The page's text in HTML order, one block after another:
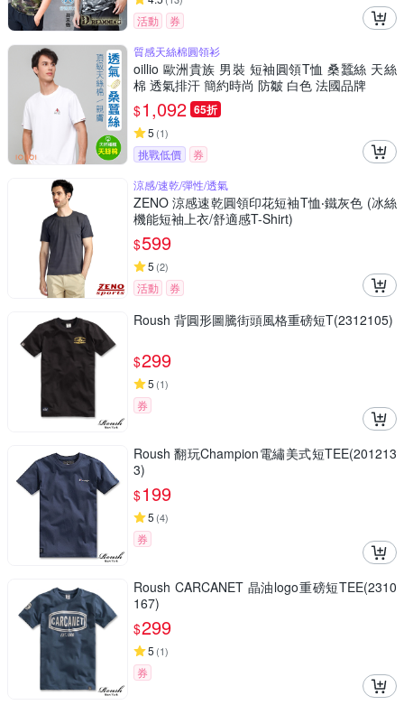
活動
券
質感天絲棉圓領衫
oillio 歐洲貴族 男裝 短袖圓領T恤 桑蠶絲 天絲
棉 透氣排汗 簡約時尚 防皺 白色 法國品牌
$1,092 65折
5 (1)
挑戰低價
券
涼感/速乾/彈性/透氣
ZENO 涼感速乾圓領印花短袖T恤‧鐵灰色 (冰絲
機能短袖上衣/舒適感T-Shirt)
$599
5 (2)
活動 券
Roush 背圓形圖騰街頭風格重磅短T(2312105)
$299
5 (1)
券
Roush 翻玩Champion電繡美式短TEE(201213
3)
$199
5 (4)
券
Roush CARCANET 晶油logo重磅短TEE(2310
167)
$299
5 (1)
券